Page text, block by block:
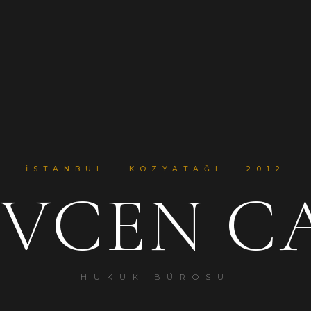
İSTANBUL · KOZYATAĞI · 2012
HUKUK BÜROSU